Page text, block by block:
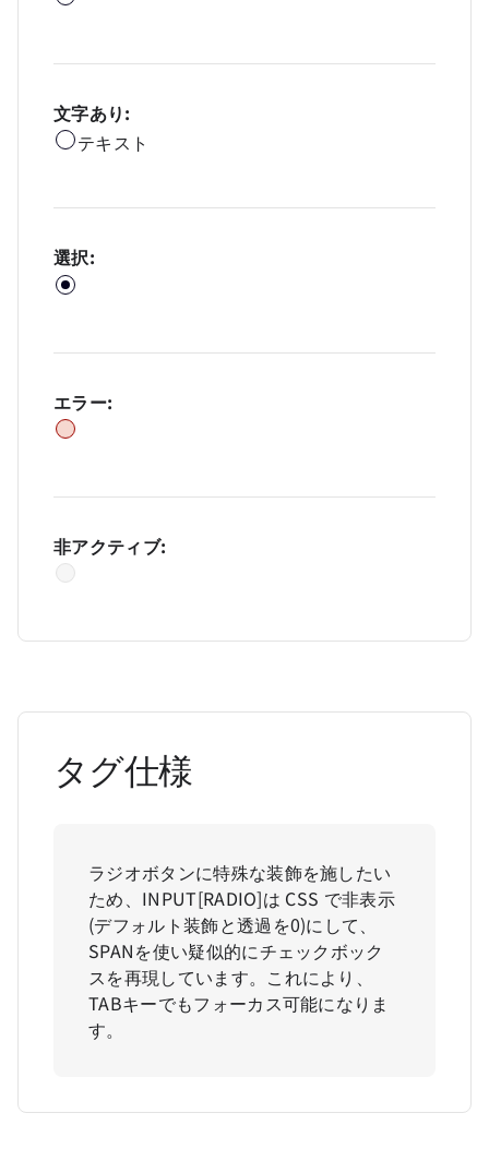
文字あり:
テキスト
選択:
エラー:
非アクティブ:
タグ仕様
ラジオボタンに特殊な装飾を施したい
ため、INPUT[RADIO]は CSS で非表示
(デフォルト装飾と透過を0)にして、
SPANを使い疑似的にチェックボック
スを再現しています。これにより、
TABキーでもフォーカス可能になりま
す。